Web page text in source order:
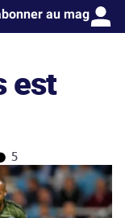
au mag
est
5